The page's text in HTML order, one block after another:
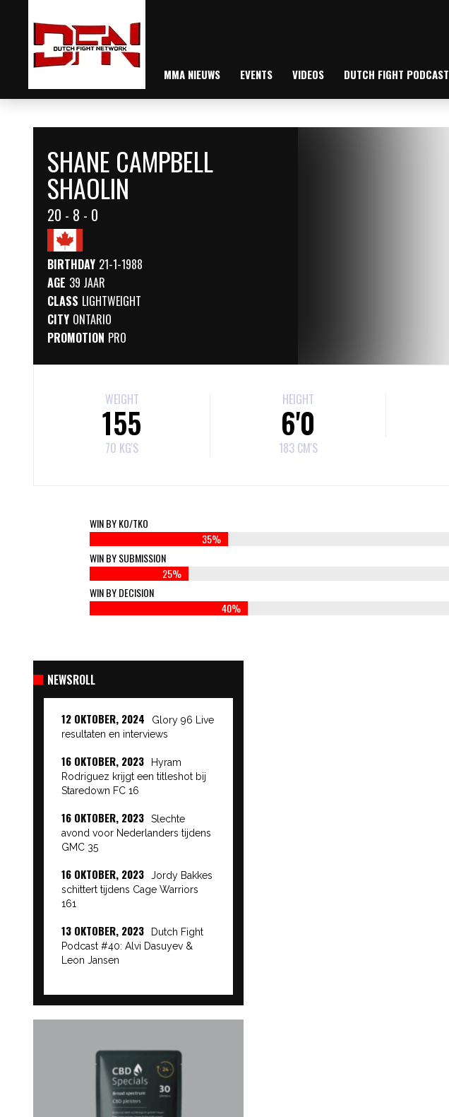
MMA NIEUWS EVENTS VIDEOS DUTCH FIGHT PODCAST
SHANE CAMPBELL
SHAOLIN
20 - 8 - 0
BIRTHDAY 21-1-1988
AGE 39 JAAR
CLASS LIGHTWEIGHT
CITY ONTARIO
PROMOTION PRO
WEIGHT
155
70 KG'S
HEIGHT
6'0
183 CM'S
WIN BY KO/TKO
35%
WIN BY SUBMISSION
25%
WIN BY DECISION
40%
NEWSROLL
12 OKTOBER, 2024
Glory 96 Live
resultaten en interviews
16 OKTOBER, 2023
Hyram
Rodriguez krijgt een titleshot bij
Staredown FC 16
16 OKTOBER, 2023
Slechte
avond voor Nederlanders tijdens
GMC 35
16 OKTOBER, 2023
Jordy Bakkes
schittert tijdens Cage Warriors
161
13 OKTOBER, 2023
Dutch Fight
Podcast #40: Alvi Dasuyev &
Leon Jansen